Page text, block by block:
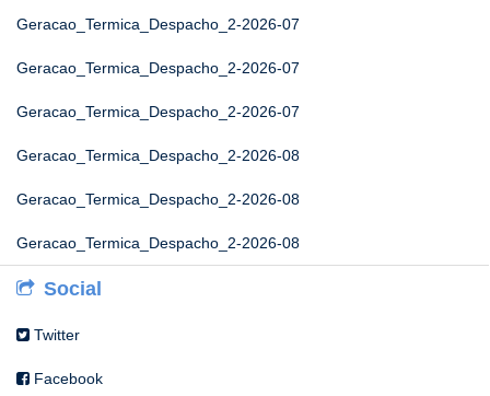
Geracao_Termica_Despacho_2-2026-07
Geracao_Termica_Despacho_2-2026-07
Geracao_Termica_Despacho_2-2026-07
Geracao_Termica_Despacho_2-2026-08
Geracao_Termica_Despacho_2-2026-08
Geracao_Termica_Despacho_2-2026-08
Social
Twitter
Facebook